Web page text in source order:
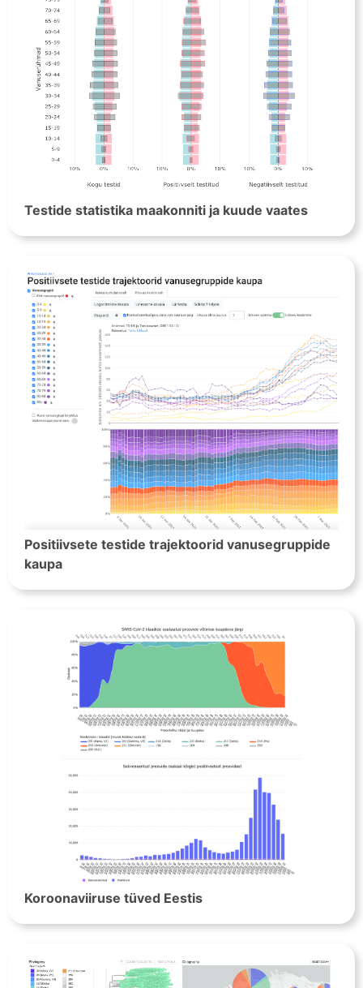
Testide statistika maakonniti ja kuude vaates
Positiivsete testide trajektoorid vanusegruppide
kaupa
Koroonaviiruse tüved Eestis